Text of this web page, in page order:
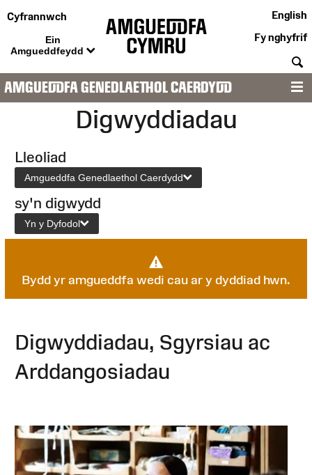
Cyfrannwch
Ein
Amgueddfeydd
English
Fy nghyfrif
AMGUEDDFA GENEDLAETHOL CAERDYDD
Digwyddiadau
Lleoliad
Amgueddfa Genedlaethol Caerdydd
sy'n digwydd
Yn y Dyfodol
Bydd yr amgueddfa wedi cau ar y dyddiad hwn.
Digwyddiadau, Sgyrsiau ac
Arddangosiadau